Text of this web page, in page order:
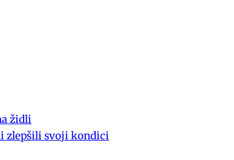
židli
zlepšili svoji kondici